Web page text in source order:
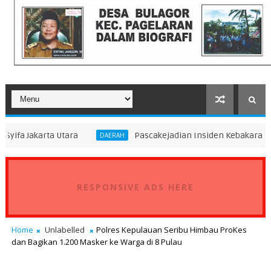
DAERAH Pascakejadian Insiden Kebakaran KMP Mutiara
RESPONSIVE ADS HERE
Home Unlabelled
Polres Kepulauan Seribu Himbau ProKes
dan Bagikan 1.200 Masker ke Warga di 8 Pulau